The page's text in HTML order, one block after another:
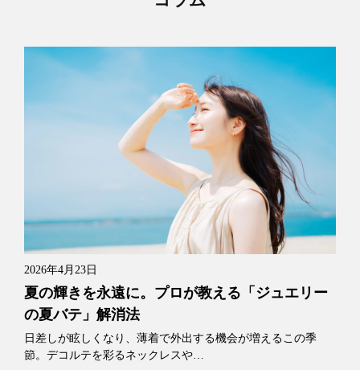
2026年4月23日
夏の輝きを永遠に。プロが教える「ジュエリー
の夏バテ」解消法
日差しが眩しくなり、薄着で外出する機会が増えるこの季
節。デコルテを彩るネックレスや…